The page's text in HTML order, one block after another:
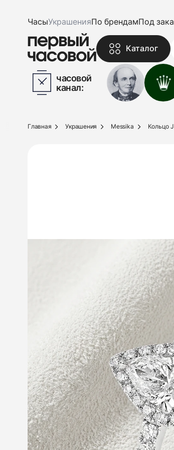
ЧасыУкрашенияПо брендамПод
Каталог
часовой
канал:
Главная Украшения Messika Кольцо